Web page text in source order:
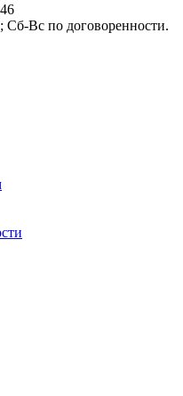
Вс по договоренности.